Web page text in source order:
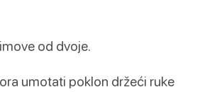
od dvoje.
umotati poklon držeći ruke